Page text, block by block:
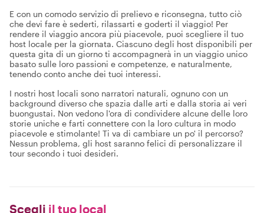
E con un comodo servizio di prelievo e riconsegna, tutto ciò
che devi fare è sederti, rilassarti e goderti il viaggio! Per
rendere il viaggio ancora più piacevole, puoi scegliere il tuo
host locale per la giornata. Ciascuno degli host disponibili per
questa gita di un giorno ti accompagnerà in un viaggio unico
basato sulle loro passioni e competenze, e naturalmente,
tenendo conto anche dei tuoi interessi.
I nostri host locali sono narratori naturali, ognuno con un
background diverso che spazia dalle arti e dalla storia ai veri
buongustai. Non vedono l'ora di condividere alcune delle loro
storie uniche e farti connettere con la loro cultura in modo
piacevole e stimolante! Ti va di cambiare un po' il percorso?
Nessun problema, gli host saranno felici di personalizzare il
tour secondo i tuoi desideri.
Scegli il tuo local